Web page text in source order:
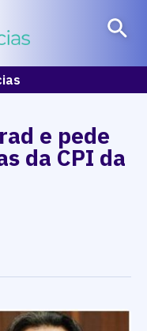
e pede
da CPI da